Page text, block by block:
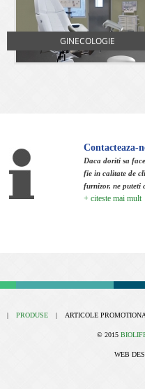
GINECOLOGIE
Contacteaza-
Daca doriti sa
fie in calitate de
furnizor, ne puteti
+ citeste mai mult
| PRODUSE | ARTICOLE
© 2015
WEB